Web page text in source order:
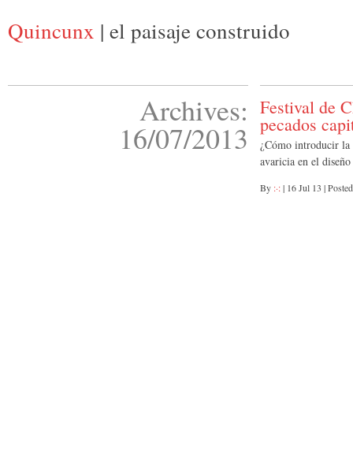
Quincunx | el paisaje construido
Archives:
16/07/2013
Festival de
pecados
¿Cómo introducir
avaricia en el
By :·:| 16 Jul 13 |